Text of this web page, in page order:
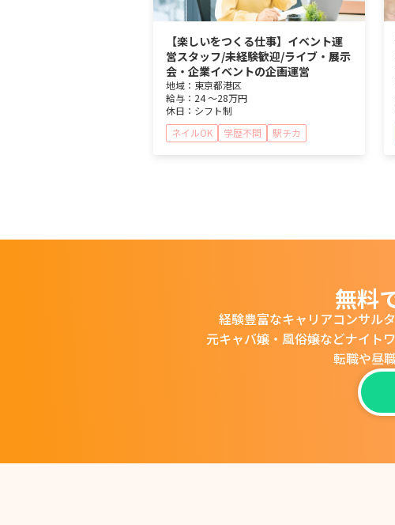
【楽しいをつくる仕事】イベント運
営スタッフ/未経験歓迎/ライブ・展示
会・企業イベントの企画運営
地域： 東京都港区
給与： 24 ～28万円
休日： シフト制
ネイルOK
学歴不問 駅チカ
無料
経験豊富なキャリアコンサル
元キャバ嬢・風俗嬢などナイト
転職や昼